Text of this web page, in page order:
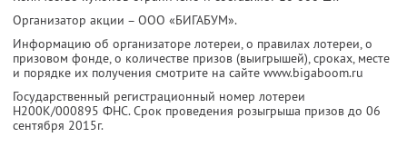
Организатор акции – ООО «БИГАБУМ».
Информацию об организаторе лотереи, о правилах лотереи, о
призовом фонде, о количестве призов (выигрышей), сроках, месте
и порядке их получения смотрите на сайте www.bigaboom.ru
Государственный регистрационный номер лотереи
Н200К/000895 ФНС. Срок проведения розыгрыша призов до 06
сентября 2015г.